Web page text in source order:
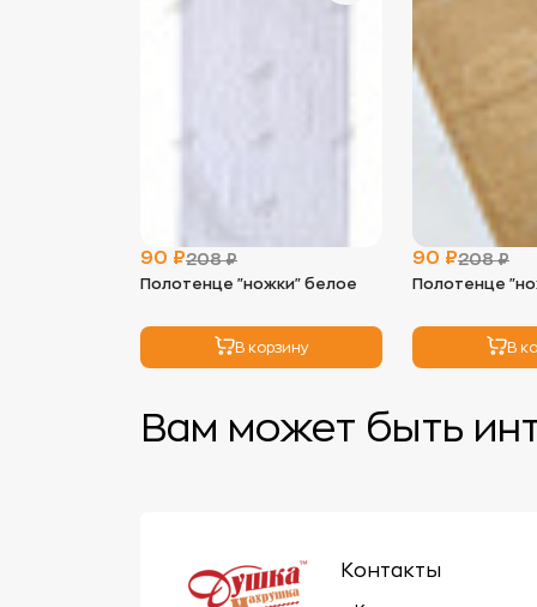
90 ₽208 ₽
Полотенце "ножки" белое
В корзину
90 ₽208 ₽
Полотенце
В
Вам может быть
Контакты